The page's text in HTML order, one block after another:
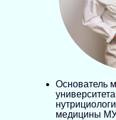
Основатель
медицины